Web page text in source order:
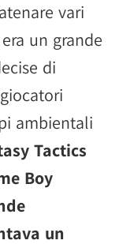
vari
un grande
di
ambientali
Tactics
Boy
un